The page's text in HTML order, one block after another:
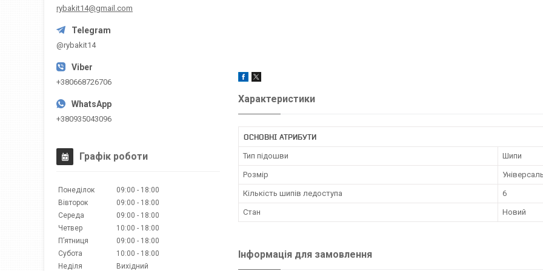
Характеристики
ОСНОВНІ АТРИБУТИ
Тип підошви Шипи
Розмір
Кількість шипів ледоступа 6
Стан Новий
Інформація для замовлення
rybakit14@gmail.com
@rybakit14
+380668726706
+380935043096
Графік роботи
Понеділок 09:00
18:00
Вівторок
09:00
18:00
Середа
09:00
18:00
Четвер
10:00
18:00
Пʼятниця
09:00
18:00
Субота
10:00
18:00
Неділя
Вихідний